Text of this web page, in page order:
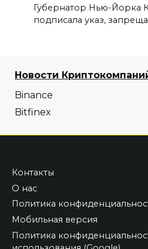
Губернатор Нью-Йорка
подписала указ,
Новости
Binance
Bitfinex
Контакты
О нас
Политика
Мобильная версия
Политика